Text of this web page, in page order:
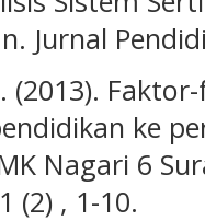
Jurnal
(2013).
ke
Nagari 6
(2) , 1-10.